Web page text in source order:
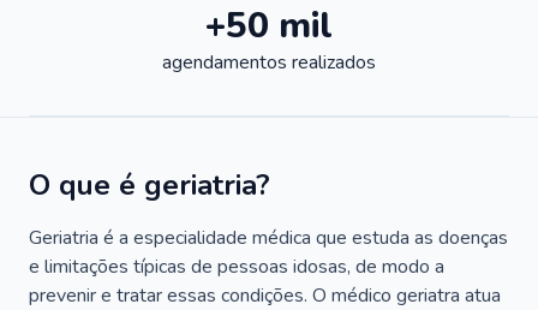
+50 mil
agendamentos realizados
O que é geriatria?
Geriatria é a especialidade médica que estuda as doenças
e limitações típicas de pessoas idosas, de modo a
prevenir e tratar essas condições. O médico geriatra atua